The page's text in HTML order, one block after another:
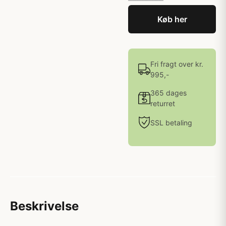
Køb her
Fri fragt over kr.
995,-
365 dages
returret
SSL betaling
Beskrivelse